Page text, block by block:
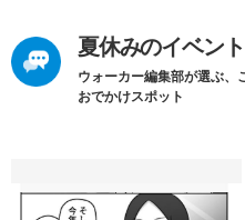
夏休みのイベン
ウォーカー編集部が選ぶ、
おでかけスポット